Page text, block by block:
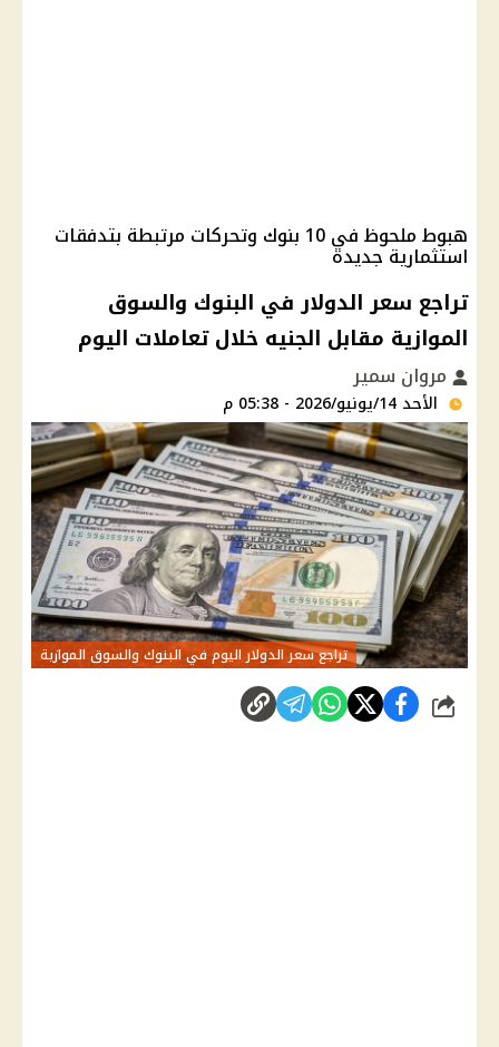
هبوط ملحوظ في 10 بنوك وتحركات مرتبطة بتدفقات
استثمارية جديدة
تراجع سعر الدولار في البنوك والسوق
الموازية مقابل الجنيه خلال تعاملات اليوم
مروان سمير
الأحد 14/يونيو/2026 - 05:38 م
تراجع سعر الدولار اليوم في البنوك والسوق الموازية
شارك